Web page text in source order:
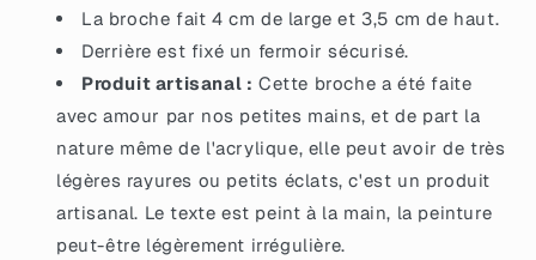
La broche fait 4 cm de large et 3,5 cm de haut.
Derrière est fixé un fermoir sécurisé.
Produit artisanal : Cette broche a été faite
avec amour par nos petites mains, et de part la
nature même de l'acrylique, elle peut avoir de très
légères rayures ou petits éclats, c'est un produit
artisanal. Le texte est peint à la main, la peinture
peut-être légèrement irrégulière.